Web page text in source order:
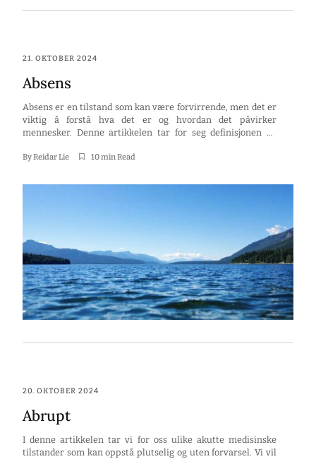
21. OKTOBER 2024
Absens
Absens er en tilstand som kan være forvirrende, men det er
viktig å forstå hva det er og hvordan det påvirker
mennesker. Denne artikkelen tar for seg definisjonen av
man kan leve med denne tilstanden. Nøkkelpunkter Absens
finnes ulike typer absens, […]
ByReidar Lie 10 min Read
20. OKTOBER 2024
Abrupt
I denne artikkelen tar vi for oss ulike akutte medisinske
tilstander som kan oppstå plutselig og uten forvarsel. Vi vil